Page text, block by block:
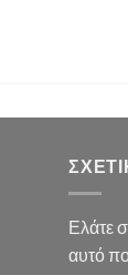
Ελάτε
αυτό